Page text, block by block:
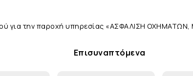
για την παροχή υπηρεσίας «ΑΣΦΑΛΙΣΗ
Επισυναπτόμενα